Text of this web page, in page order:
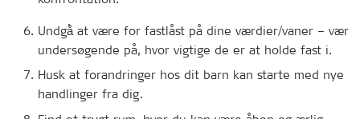
Undgå̊ at være for fastlåst på dine værdier/vaner – vær
undersøgende på, hvor vigtige de er at holde fast i.
Husk at forandringer hos dit barn kan starte med nye
handlinger fra dig.